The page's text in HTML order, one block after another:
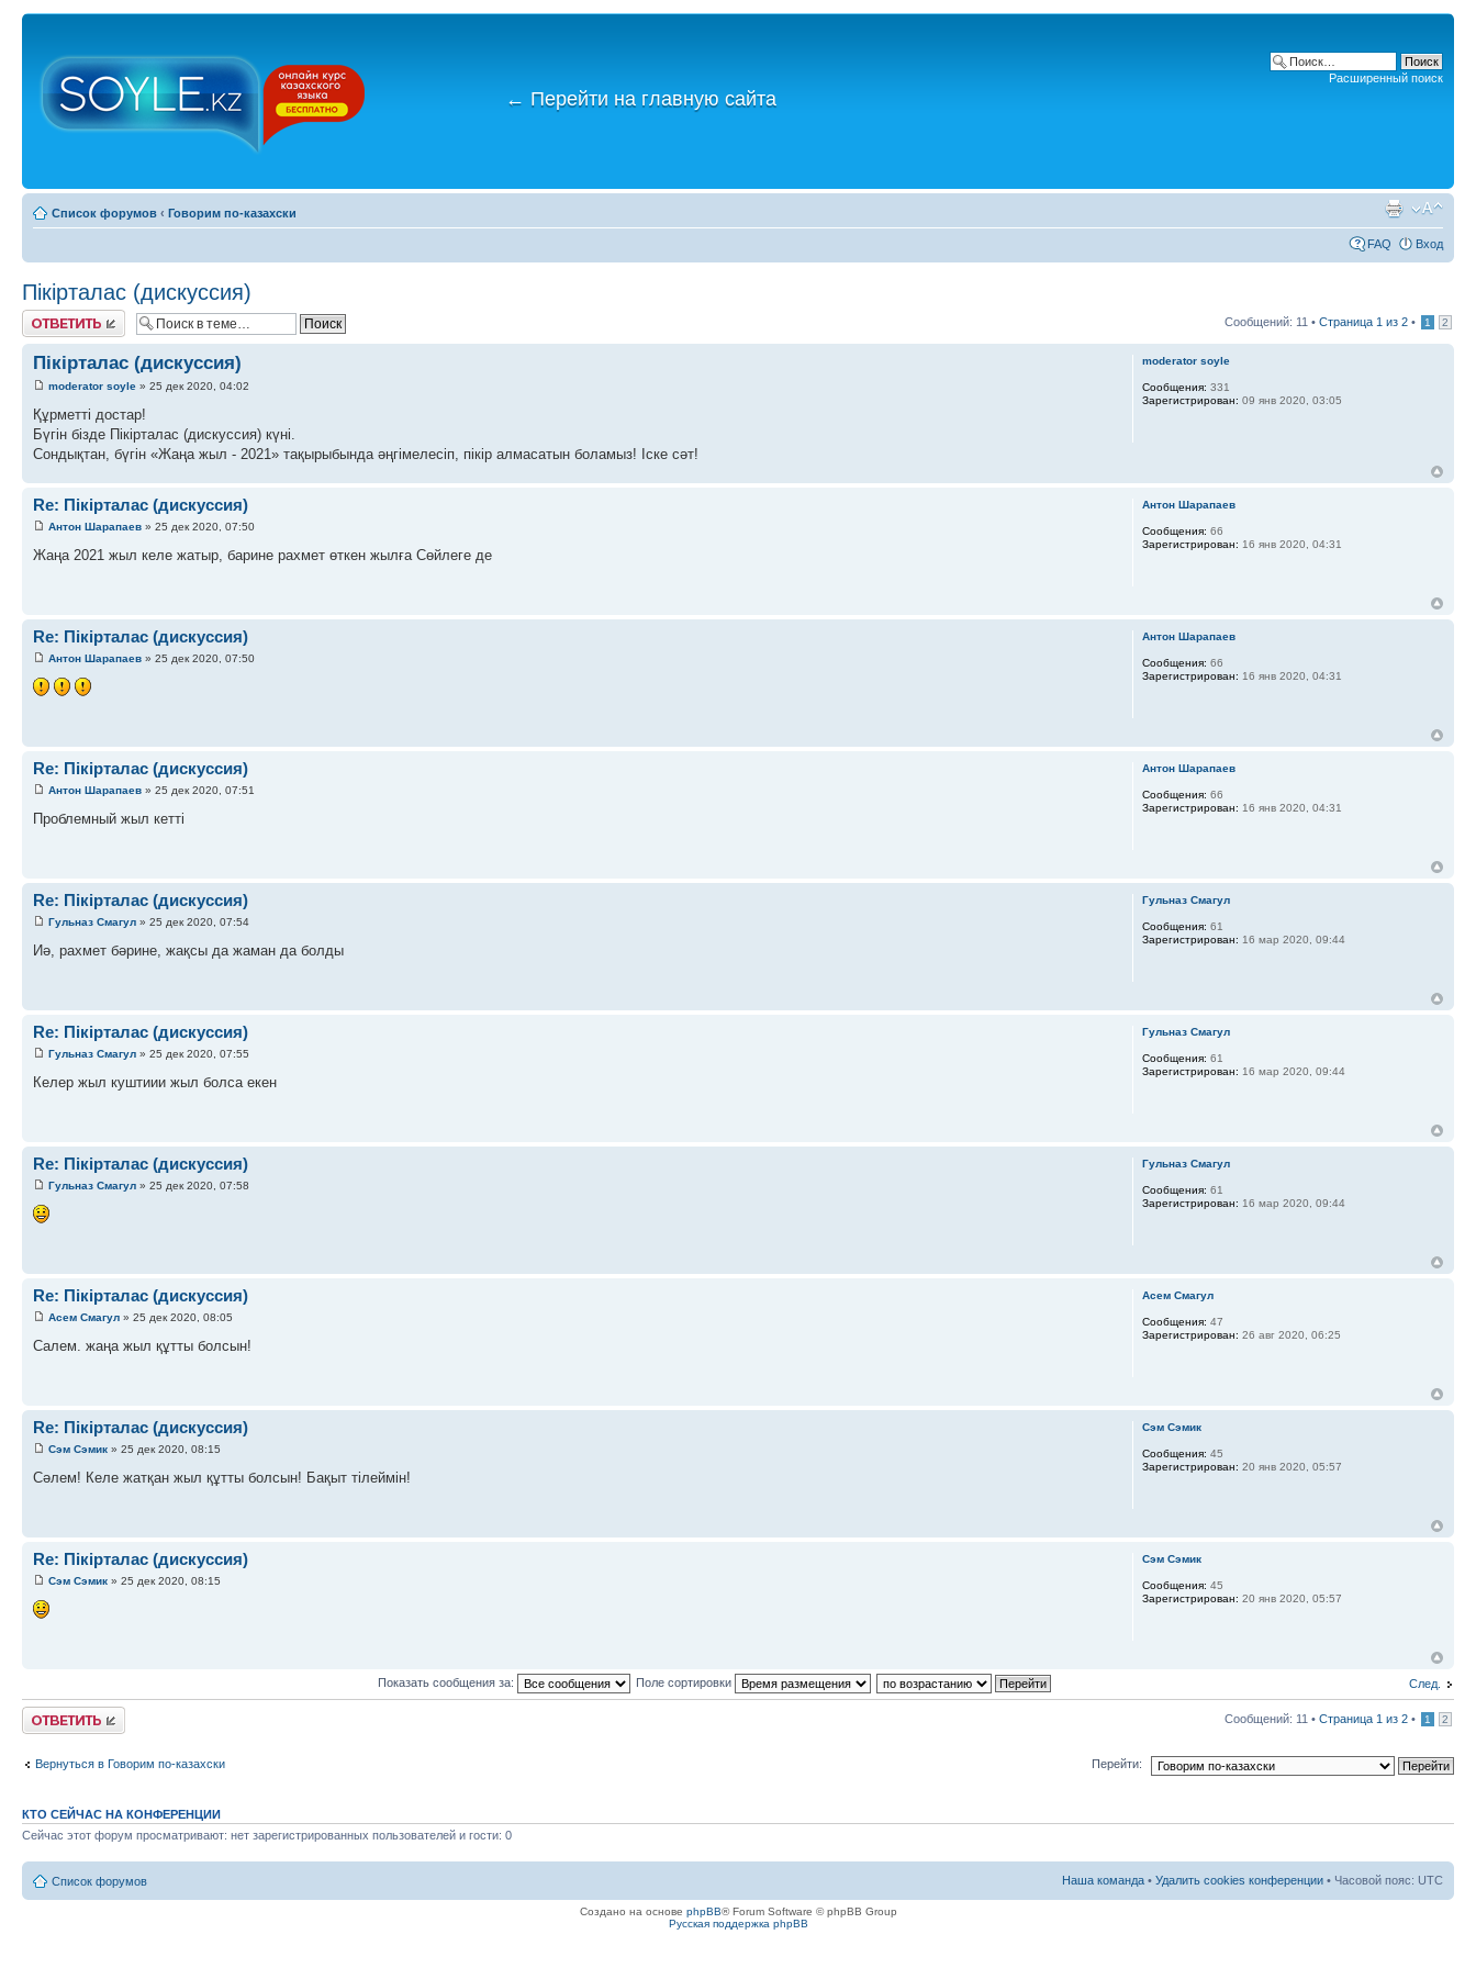
← Перейти на главную сайта
Расширенный поиск
Список форумов ‹ Говорим по-казахски
FAQ Вход
Пікірталас (дискуссия)
Ответить Сообщений: 11 • Страница 1 из 2 • 1 2
Пікірталас (дискуссия)
moderator soyle » 25 дек 2020, 04:02
Құрметті достар!
Бүгін бізде Пікірталас (дискуссия) күні.
Сондықтан, бүгін «Жаңа жыл - 2021» тақырыбында әңгімелесіп, пікір алмасатын боламыз! Іске сәт!
moderator soyle
Сообщения: 331
Зарегистрирован: 09 янв 2020, 03:05
Re: Пікірталас (дискуссия)
Антон Шарапаев » 25 дек 2020, 07:50
Жаңа 2021 жыл келе жатыр, барине рахмет өткен жылға Сөйлеге де
Антон Шарапаев
Сообщения: 66
Зарегистрирован: 16 янв 2020, 04:31
Re: Пікірталас (дискуссия)
Антон Шарапаев » 25 дек 2020, 07:50
Антон Шарапаев
Сообщения: 66
Зарегистрирован: 16 янв 2020, 04:31
Re: Пікірталас (дискуссия)
Антон Шарапаев » 25 дек 2020, 07:51
Проблемный жыл кетті
Антон Шарапаев
Сообщения: 66
Зарегистрирован: 16 янв 2020, 04:31
Re: Пікірталас (дискуссия)
Гульназ Смагул » 25 дек 2020, 07:54
Иә, рахмет бәрине, жақсы да жаман да болды
Гульназ Смагул
Сообщения: 61
Зарегистрирован: 16 мар 2020, 09:44
Re: Пікірталас (дискуссия)
Гульназ Смагул » 25 дек 2020, 07:55
Келер жыл куштиии жыл болса екен
Гульназ Смагул
Сообщения: 61
Зарегистрирован: 16 мар 2020, 09:44
Re: Пікірталас (дискуссия)
Гульназ Смагул » 25 дек 2020, 07:58
Гульназ Смагул
Сообщения: 61
Зарегистрирован: 16 мар 2020, 09:44
Re: Пікірталас (дискуссия)
Асем Смагул » 25 дек 2020, 08:05
Салем. жаңа жыл құтты болсын!
Асем Смагул
Сообщения: 47
Зарегистрирован: 26 авг 2020, 06:25
Re: Пікірталас (дискуссия)
Сэм Сэмик » 25 дек 2020, 08:15
Сәлем! Келе жатқан жыл құтты болсын! Бақыт тілеймін!
Сэм Сэмик
Сообщения: 45
Зарегистрирован: 20 янв 2020, 05:57
Re: Пікірталас (дискуссия)
Сэм Сэмик » 25 дек 2020, 08:15
Сэм Сэмик
Сообщения: 45
Зарегистрирован: 20 янв 2020, 05:57
След.
Показать сообщения за: Поле сортировки
Ответить Сообщений: 11 • Страница 1 из 2 • 1 2
Вернуться в Говорим по-казахски Перейти:
КТО СЕЙЧАС НА КОНФЕРЕНЦИИ
Сейчас этот форум просматривают: нет зарегистрированных пользователей и гости: 0
Список форумов Наша команда • Удалить cookies конференции • Часовой пояс: UTC
Создано на основе phpBB® Forum Software © phpBB Group
Русская поддержка phpBB